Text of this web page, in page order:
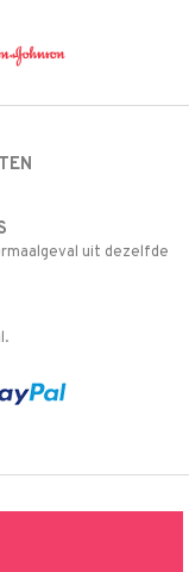
uit dezelfde